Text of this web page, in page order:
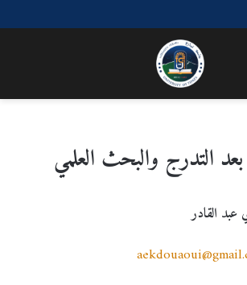
و الليمنولوجيا”
بعد التدرج والبحث العلمي
عبد القادر